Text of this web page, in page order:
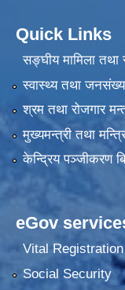
Quick Links
सङ्घीय मामिला तथा
स्वास्थ्य तथा
श्रम तथा रोजगार
मुख्यमन्त्री तथा
केन्द्रिय पञ्जीकरण
eGov
Vital Registration
Social Security